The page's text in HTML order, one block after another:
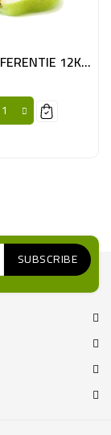
PEER CONFERENTIE 12KG BE